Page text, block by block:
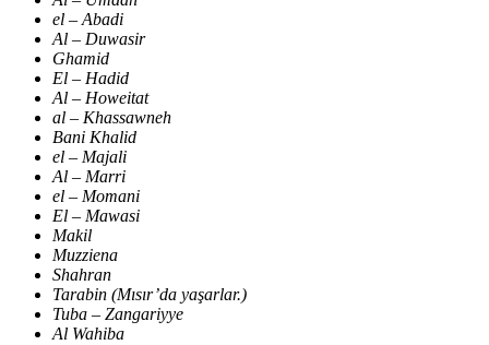
el – Abadi
Al – Duwasir
Ghamid
El – Hadid
Al – Howeitat
al – Khassawneh
Bani Khalid
el – Majali
Al – Marri
el – Momani
El – Mawasi
Makil
Muzziena
Shahran
Tarabin (Mısır’da yaşarlar.)
Tuba – Zangariyye
Al Wahiba